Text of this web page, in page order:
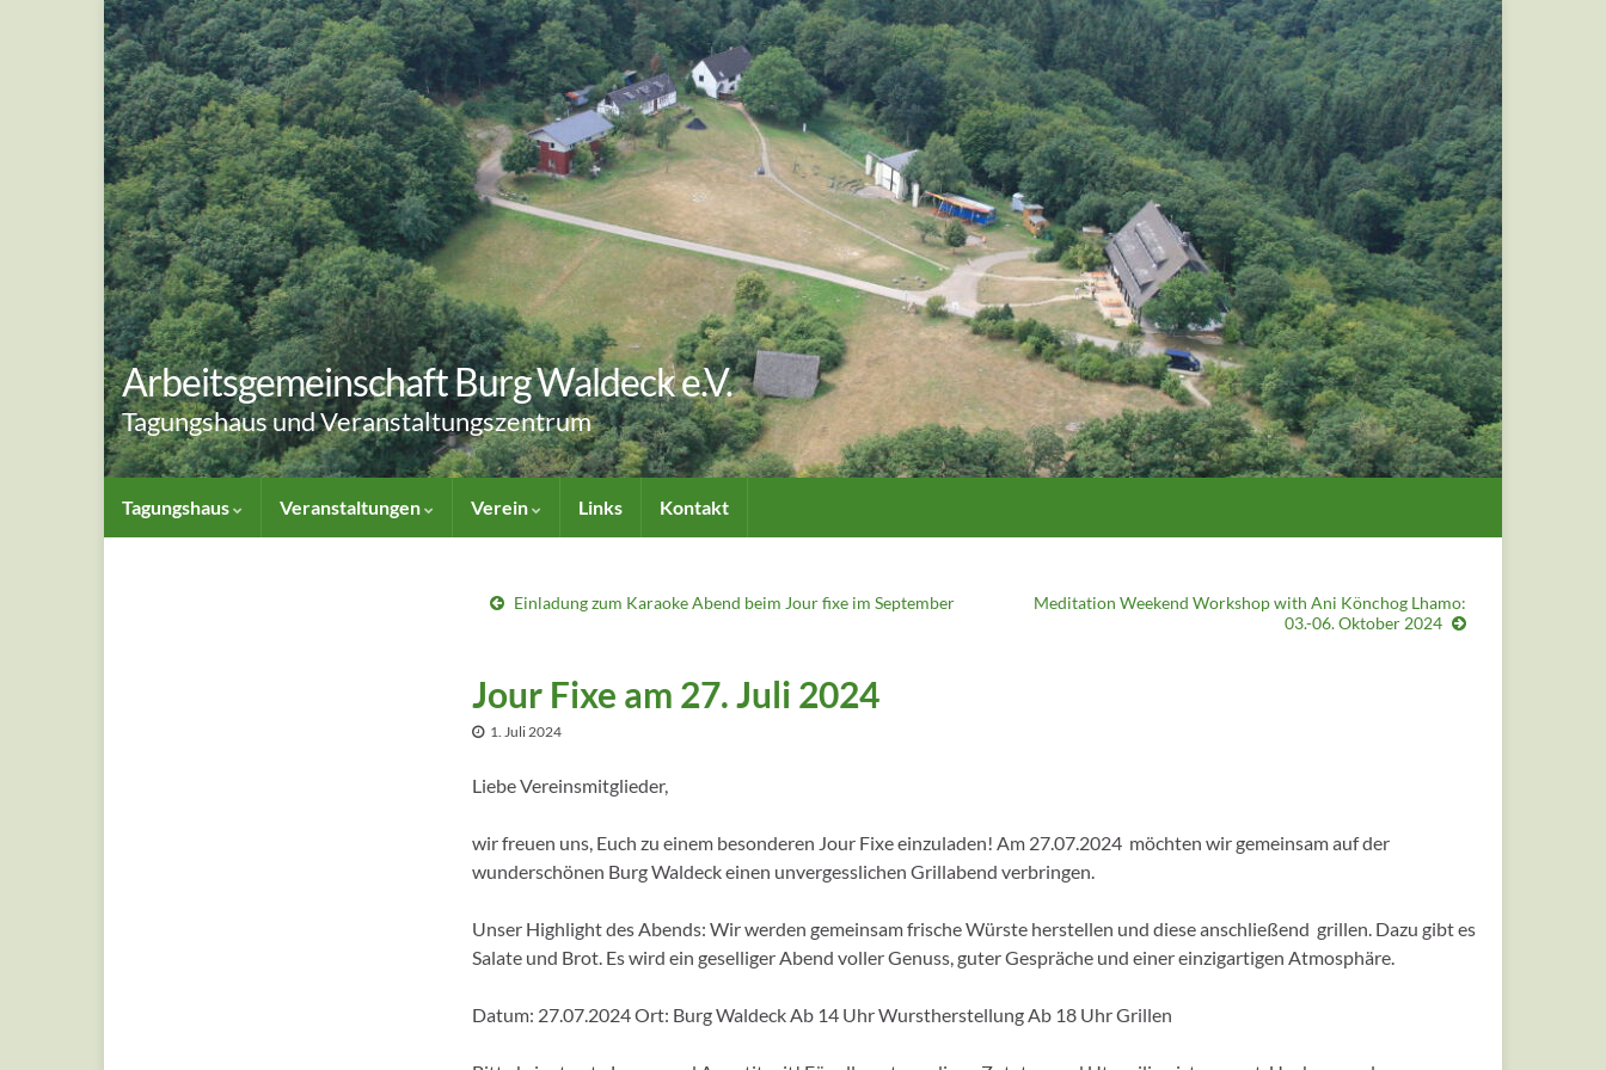
Arbeitsgemeinschaft Burg Waldeck e.V.
Tagungshaus und Veranstaltungszentrum
Tagungshaus Veranstaltungen Verein Links Kontakt
Einladung zum Karaoke Abend beim Jour fixe im September
Meditation Weekend Workshop with Ani Könchog Lhamo:
03.-06. Oktober 2024
Jour Fixe am 27. Juli 2024
1. Juli 2024
Liebe Vereinsmitglieder,
wir freuen uns, Euch zu einem besonderen Jour Fixe einzuladen! Am 27.07.2024 möchten wir gemeinsam auf der
wunderschönen Burg Waldeck einen unvergesslichen Grillabend verbringen.
Unser Highlight des Abends: Wir werden gemeinsam frische Würste herstellen und diese anschließend grillen. Dazu gibt es
Salate und Brot. Es wird ein geselliger Abend voller Genuss, guter Gespräche und einer einzigartigen Atmosphäre.
Datum: 27.07.2024 Ort: Burg Waldeck Ab 14 Uhr Wurstherstellung Ab 18 Uhr Grillen